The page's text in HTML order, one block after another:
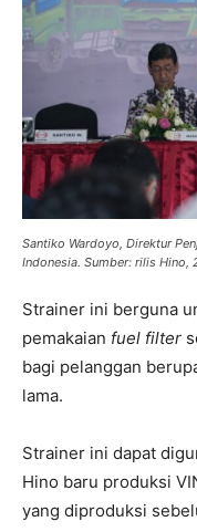
Santiko Wardoyo, Direktur
Indonesia. Sumber: rilis Hino,
Strainer ini berguna
pemakaian fuel filter
bagi pelanggan
lama.
Strainer ini dapat
Hino baru produksi
yang diproduksi